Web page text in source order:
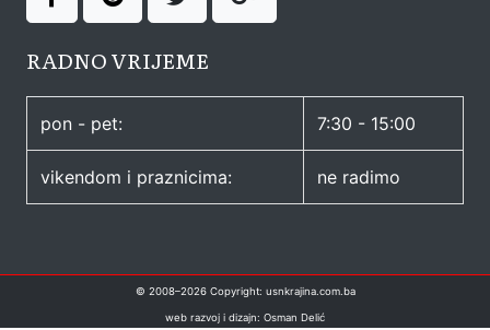
RADNO VRIJEME
pon - pet: 7:30 - 15:00
vikendom i praznicima: ne radimo
© 2008–2026Copyright: usnkrajina.com.ba
web razvoj i dizajn: Osman Delić